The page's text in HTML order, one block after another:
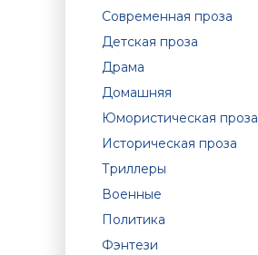
Современная проза
Детская проза
Драма
Домашняя
Юмористическая проза
Историческая проза
Триллеры
Военные
Политика
Фэнтези